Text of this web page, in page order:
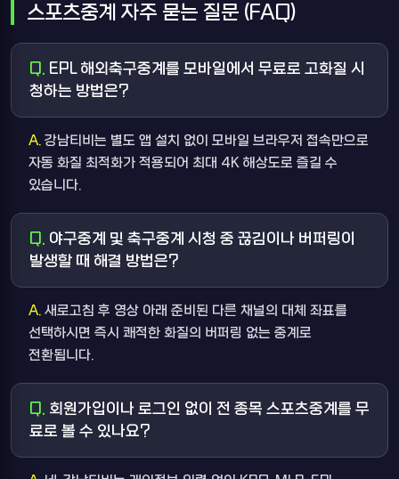
스포츠중계 자주 묻는 질문 (FAQ)
EPL 해외축구중계를 모바일에서 무료로 고화질 시
청하는 방법은?
강남티비는 별도 앱 설치 없이 모바일 브라우저 접속만으로
자동 화질 최적화가 적용되어 최대 4K 해상도로 즐길 수
있습니다.
야구중계 및 축구중계 시청 중 끊김이나 버퍼링이
발생할 때 해결 방법은?
새로고침 후 영상 아래 준비된 다른 채널의 대체 좌표를
선택하시면 즉시 쾌적한 화질의 버퍼링 없는 중계로
전환됩니다.
회원가입이나 로그인 없이 전 종목 스포츠중계를 무
료로 볼 수 있나요?